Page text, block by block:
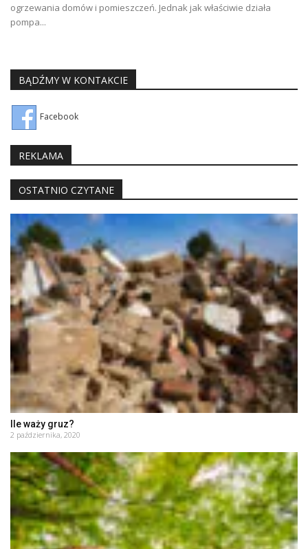
ogrzewania domów i pomieszczeń. Jednak jak właściwie działa
pompa...
BĄDŹMY W KONTAKCIE
Facebook
REKLAMA
OSTATNIO CZYTANE
Ile waży gruz?
2 października, 2020